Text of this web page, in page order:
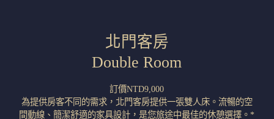
北門客房
Double Room
訂價NTD9,000
為提供房客不同的需求，北門客房提供一張雙人床。流暢的空
間動線、簡潔舒適的家具設計，是您旅途中最佳的休憩選擇。*